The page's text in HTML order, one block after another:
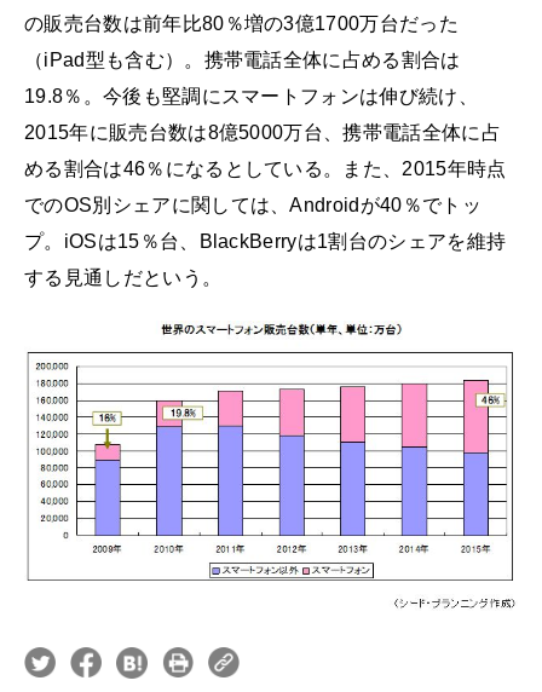
の販売台数は前年比80％増の3億1700万台だった
（iPad型も含む）。携帯電話全体に占める割合は
19.8％。今後も堅調にスマートフォンは伸び続け、
2015年に販売台数は8億5000万台、携帯電話全体に占
める割合は46％になるとしている。また、2015年時点
でのOS別シェアに関しては、Androidが40％でトッ
プ。iOSは15％台、BlackBerryは1割台のシェアを維持
する見通しだという。